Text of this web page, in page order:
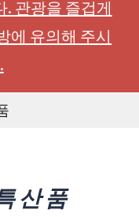
. 관광을 즐겁게
에 유의해 주시
산품